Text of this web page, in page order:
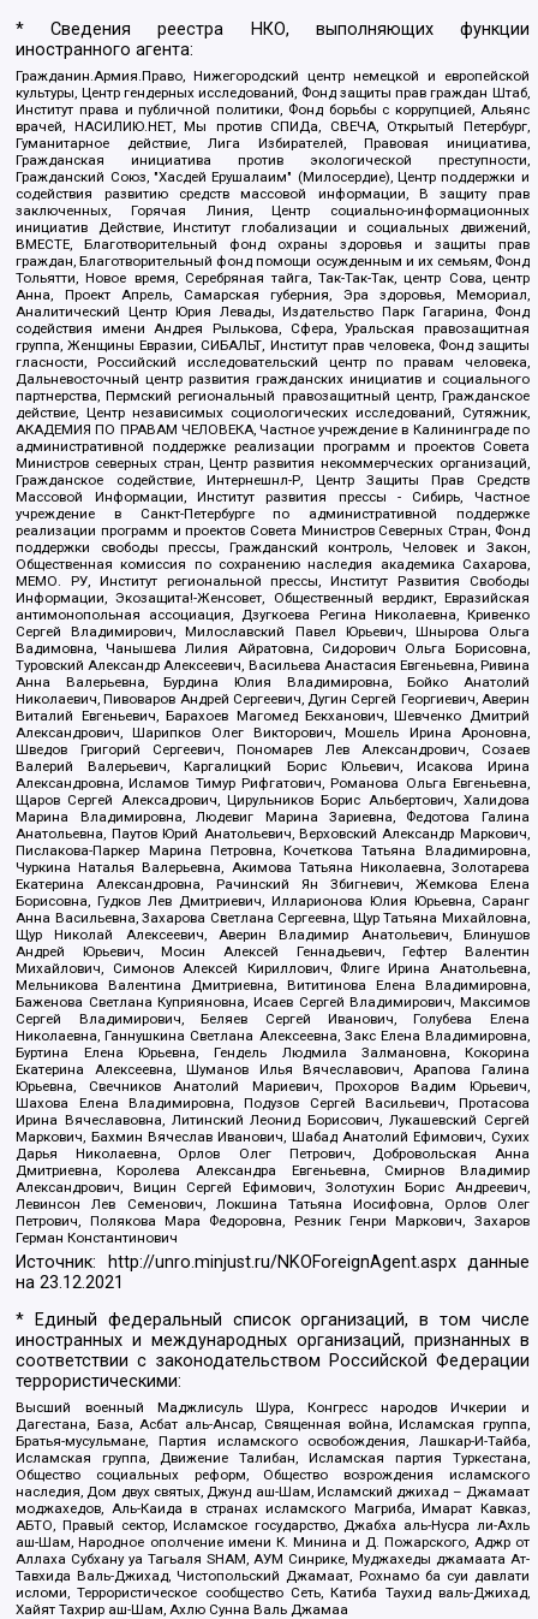
* Сведения реестра НКО, выполняющих функции
иностранного агента:
Гражданин.Армия.Право, Нижегородский центр немецкой и европейской
культуры, Центр гендерных исследований, Фонд защиты прав граждан Штаб,
Институт права и публичной политики, Фонд борьбы с коррупцией, Альянс
врачей, НАСИЛИЮ.НЕТ, Мы против СПИДа, СВЕЧА, Открытый Петербург,
Гуманитарное действие, Лига Избирателей, Правовая инициатива,
Гражданская инициатива против экологической преступности,
Гражданский Союз, "Хасдей Ерушалаим" (Милосердие), Центр поддержки и
содействия развитию средств массовой информации, В защиту прав
заключенных, Горячая Линия, Центр социально-информационных
инициатив Действие, Институт глобализации и социальных движений,
ВМЕСТЕ, Благотворительный фонд охраны здоровья и защиты прав
граждан, Благотворительный фонд помощи осужденным и их семьям, Фонд
Тольятти, Новое время, Серебряная тайга, Так-Так-Так, центр Сова, центр
Анна, Проект Апрель, Самарская губерния, Эра здоровья, Мемориал,
Аналитический Центр Юрия Левады, Издательство Парк Гагарина, Фонд
содействия имени Андрея Рылькова, Сфера, Уральская правозащитная
группа, Женщины Евразии, СИБАЛЬТ, Институт прав человека, Фонд защиты
гласности, Российский исследовательский центр по правам человека,
Дальневосточный центр развития гражданских инициатив и социального
партнерства, Пермский региональный правозащитный центр, Гражданское
действие, Центр независимых социологических исследований, Сутяжник,
АКАДЕМИЯ ПО ПРАВАМ ЧЕЛОВЕКА, Частное учреждение в Калининграде по
административной поддержке реализации программ и проектов Совета
Министров северных стран, Центр развития некоммерческих организаций,
Гражданское содействие, Интернешнл-Р, Центр Защиты Прав Средств
Массовой Информации, Институт развития прессы - Сибирь, Частное
учреждение в Санкт-Петербурге по административной поддержке
реализации программ и проектов Совета Министров Северных Стран, Фонд
поддержки свободы прессы, Гражданский контроль, Человек и Закон,
Общественная комиссия по сохранению наследия академика Сахарова,
МЕМО. РУ, Институт региональной прессы, Институт Развития Свободы
Информации, Экозащита!-Женсовет, Общественный вердикт, Евразийская
антимонопольная ассоциация, Дзугкоева Регина Николаевна, Кривенко
Сергей Владимирович, Милославский Павел Юрьевич, Шнырова Ольга
Вадимовна, Чанышева Лилия Айратовна, Сидорович Ольга Борисовна,
Туровский Александр Алексеевич, Васильева Анастасия Евгеньевна, Ривина
Анна Валерьевна, Бурдина Юлия Владимировна, Бойко Анатолий
Николаевич, Пивоваров Андрей Сергеевич, Дугин Сергей Георгиевич, Аверин
Виталий Евгеньевич, Барахоев Магомед Бекханович, Шевченко Дмитрий
Александрович, Шарипков Олег Викторович, Мошель Ирина Ароновна,
Шведов Григорий Сергеевич, Пономарев Лев Александрович, Созаев
Валерий Валерьевич, Каргалицкий Борис Юльевич, Исакова Ирина
Александровна, Исламов Тимур Рифгатович, Романова Ольга Евгеньевна,
Щаров Сергей Алексадрович, Цирульников Борис Альбертович, Халидова
Марина Владимировна, Людевиг Марина Зариевна, Федотова Галина
Анатольевна, Паутов Юрий Анатольевич, Верховский Александр Маркович,
Пислакова-Паркер Марина Петровна, Кочеткова Татьяна Владимировна,
Чуркина Наталья Валерьевна, Акимова Татьяна Николаевна, Золотарева
Екатерина Александровна, Рачинский Ян Збигневич, Жемкова Елена
Борисовна, Гудков Лев Дмитриевич, Илларионова Юлия Юрьевна, Саранг
Анна Васильевна, Захарова Светлана Сергеевна, Щур Татьяна Михайловна,
Щур Николай Алексеевич, Аверин Владимир Анатольевич, Блинушов
Андрей Юрьевич, Мосин Алексей Геннадьевич, Гефтер Валентин
Михайлович, Симонов Алексей Кириллович, Флиге Ирина Анатольевна,
Мельникова Валентина Дмитриевна, Вититинова Елена Владимировна,
Баженова Светлана Куприяновна, Исаев Сергей Владимирович, Максимов
Сергей Владимирович, Беляев Сергей Иванович, Голубева Елена
Николаевна, Ганнушкина Светлана Алексеевна, Закс Елена Владимировна,
Буртина Елена Юрьевна, Гендель Людмила Залмановна, Кокорина
Екатерина Алексеевна, Шуманов Илья Вячеславович, Арапова Галина
Юрьевна, Свечников Анатолий Мариевич, Прохоров Вадим Юрьевич,
Шахова Елена Владимировна, Подузов Сергей Васильевич, Протасова
Ирина Вячеславовна, Литинский Леонид Борисович, Лукашевский Сергей
Маркович, Бахмин Вячеслав Иванович, Шабад Анатолий Ефимович, Сухих
Дарья Николаевна, Орлов Олег Петрович, Добровольская Анна
Дмитриевна, Королева Александра Евгеньевна, Смирнов Владимир
Александрович, Вицин Сергей Ефимович, Золотухин Борис Андреевич,
Левинсон Лев Семенович, Локшина Татьяна Иосифовна, Орлов Олег
Петрович, Полякова Мара Федоровна, Резник Генри Маркович, Захаров
Герман Константинович
Источник: http://unro.minjust.ru/NKOForeignAgent.aspxданные
на23.12.2021
* Единый федеральный список организаций, в том числе
иностранных и международных организаций, признанных в
соответствии с законодательством Российской Федерации
террористическими:
Высший военный Маджлисуль Шура, Конгресс народов Ичкерии и
Дагестана, База, Асбат аль-Ансар, Священная война, Исламская группа,
Братья-мусульмане, Партия исламского освобождения, Лашкар-И-Тайба,
Исламская группа, Движение Талибан, Исламская партия Туркестана,
Общество социальных реформ, Общество возрождения исламского
наследия, Дом двух святых, Джунд аш-Шам, Исламский джихад – Джамаат
моджахедов, Аль-Каида в странах исламского Магриба, Имарат Кавказ,
АБТО, Правый сектор, Исламское государство, Джабха аль-Нусра ли-Ахль
аш-Шам, Народное ополчение имени К. Минина и Д. Пожарского, Аджр от
Аллаха Субхану уа Тагьаля SHAM, АУМ Синрике, Муджахеды джамаата Ат-
Тавхида Валь-Джихад, Чистопольский Джамаат, Рохнамо ба суи давлати
исломи, Террористическое сообщество Сеть, Катиба Таухид валь-Джихад,
Хайят Тахрир аш-Шам, Ахлю Сунна Валь Джамаа